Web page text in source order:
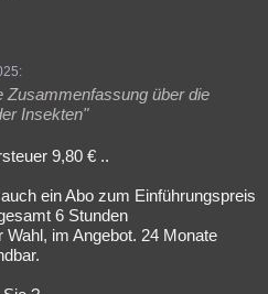
Zusammenfassung über die
Insekten"
9,80 € ..
ein Abo zum Einführungspreis
6 Stunden
im Angebot. 24 Monate